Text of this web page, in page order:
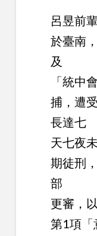
呂昱前
於臺南
及
「統中
捕，遭
長達七
天七夜
期徒刑
部
更審，
第1項「